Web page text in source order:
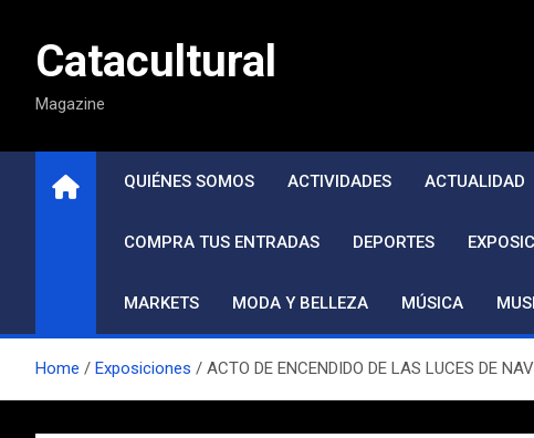
contenidoCatacultural
Magazine
QUIÉNES SOMOS ACTIVIDADES ACTUALIDAD
COMPRA TUS ENTRADAS DEPORTES
MARKETS MODA Y BELLEZA MÚSICA
Home Exposiciones ACTO DE ENCENDIDO DE LAS LUCES DE